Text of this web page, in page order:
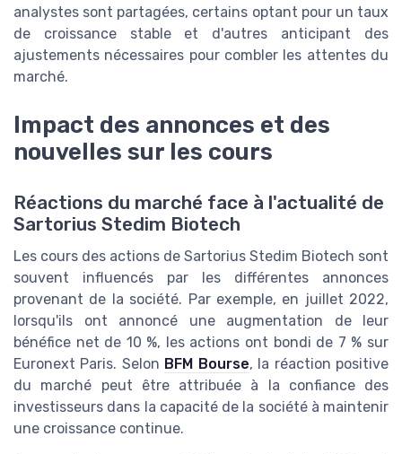
analystes sont partagées, certains optant pour un taux
de croissance stable et d'autres anticipant des
ajustements nécessaires pour combler les attentes du
marché.
Impact des annonces et des
nouvelles sur les cours
Réactions du marché face à l'actualité de
Sartorius Stedim Biotech
Les cours des actions de Sartorius Stedim Biotech sont
souvent influencés par les différentes annonces
provenant de la société. Par exemple, en juillet 2022,
lorsqu'ils ont annoncé une augmentation de leur
bénéfice net de 10 %, les actions ont bondi de 7 % sur
Euronext Paris. Selon BFM Bourse, la réaction positive
du marché peut être attribuée à la confiance des
investisseurs dans la capacité de la société à maintenir
une croissance continue.